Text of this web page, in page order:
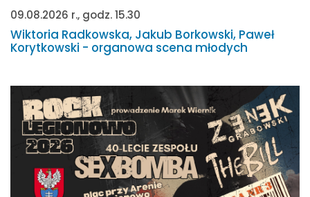
09.08.2026 r., godz. 15.30
Wiktoria Radkowska, Jakub Borkowski, Paweł
Korytkowski - organowa scena młodych